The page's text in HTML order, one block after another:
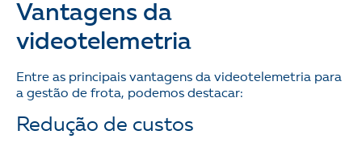
Vantagens da
videotelemetria
Entre as principais vantagens da videotelemetria para
a gestão de frota, podemos destacar:
Redução de custos